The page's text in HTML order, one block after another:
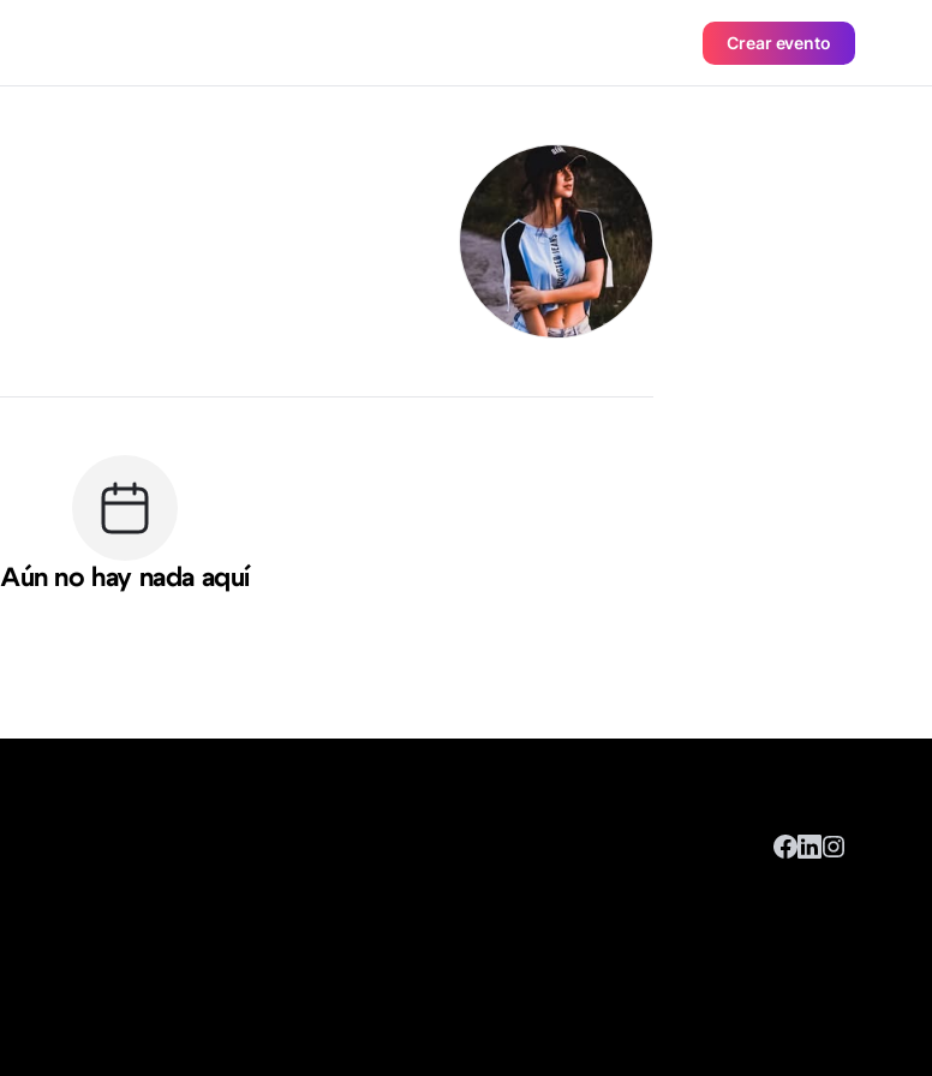
Crear evento
Aún no hay nada aquí